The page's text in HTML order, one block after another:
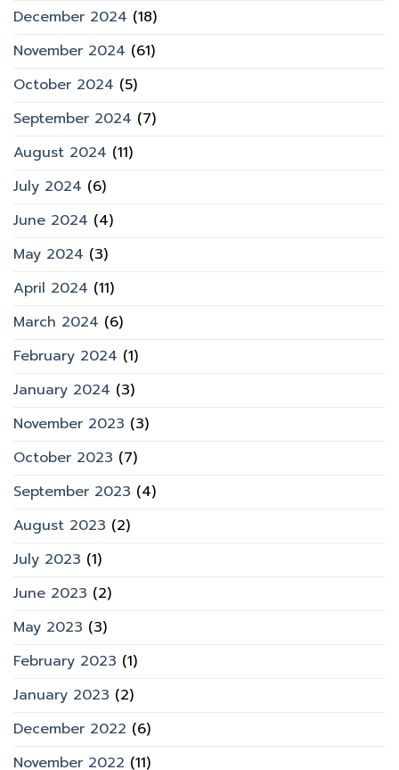
December 2024 (18)
November 2024 (61)
October 2024 (5)
September 2024 (7)
August 2024 (11)
July 2024 (6)
June 2024 (4)
May 2024 (3)
April 2024 (11)
March 2024 (6)
February 2024 (1)
January 2024 (3)
November 2023 (3)
October 2023 (7)
September 2023 (4)
August 2023 (2)
July 2023 (1)
June 2023 (2)
May 2023 (3)
February 2023 (1)
January 2023 (2)
December 2022 (6)
November 2022 (11)